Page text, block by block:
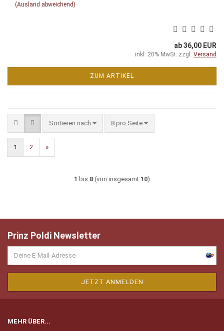
(Ausland abweichend)
ab 36,00 EUR
inkl. 20% MwSt. zzgl. Versand
ZUM ARTIKEL
Sortieren nach
Sortieren nach 8 pro Seite
pro Seite
1 2 »
1 bis 8 (von insgesamt 10)
Prinz Poldi Newsletter
MEHR ÜBER...